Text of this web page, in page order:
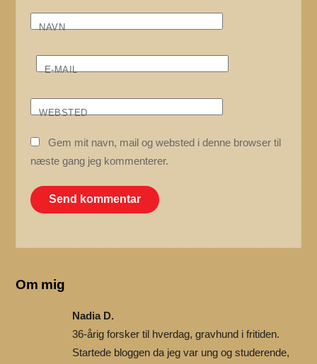
NAVN
E-MAIL
WEBSTED
Gem mit navn, mail og websted i denne browser til
næste gang jeg kommenterer.
Om mig
Nadia D.
36-årig forsker til hverdag, gravhund i fritiden.
Startede bloggen da jeg var ung og studerende,